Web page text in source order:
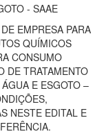
- SAAE
EMPRESA PARA
QUÍMICOS
CONSUMO
DE TRATAMENTO
E ESGOTO –
NESTE EDITAL E